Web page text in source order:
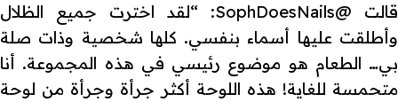
قالت @SophDoesNails: “لقد اخترت جميع الظلال
وأطلقت عليها أسماء بنفسي. كلها شخصية وذات صلة
بي… الطعام هو موضوع رئيسي في هذه المجموعة. أنا
متحمسة للغاية! هذه اللوحة أكثر جرأة وجرأة من لوحة